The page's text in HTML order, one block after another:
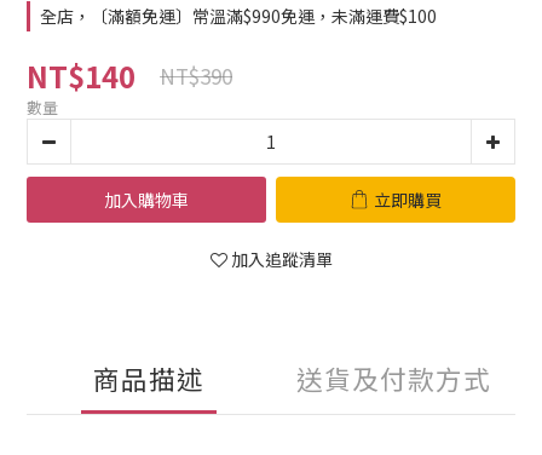
全店，〔滿額免運〕常溫滿$990免運，未滿運費$100
NT$140 NT$390
數量
加入購物車 立即購買
加入追蹤清單
商品描述 送貨及付款方式